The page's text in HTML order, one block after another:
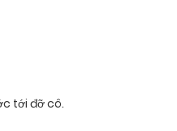
tới đỡ cô.